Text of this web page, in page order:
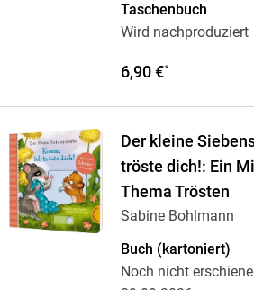
Taschenbuch
Wird nachproduziert
6,90 €*
Der kleine
tröste dich!: Ein
Thema Trösten
Sabine Bohlmann
Buch (kartoniert)
Noch nicht